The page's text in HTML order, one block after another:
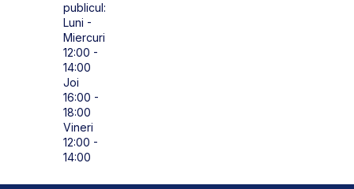
publicul:
Luni -
Miercuri
12:00 -
14:00
Joi
16:00 -
18:00
Vineri
12:00 -
14:00